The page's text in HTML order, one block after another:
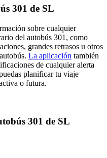
301 de SL
sobre cualquier
del autobús 301, como
grandes retrasos u otros
La aplicación también
de cualquier alerta
planificar tu viaje
o futura.
301 de SL